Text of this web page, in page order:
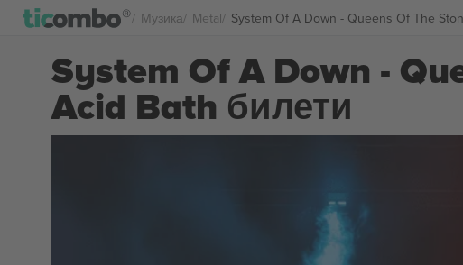
Музика Metal System Of A Down - Queens Of The
System Of A Down -
Acid Bath билети